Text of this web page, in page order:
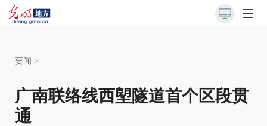
要闻 >
广南联络线西塱隧道首个区段贯
通